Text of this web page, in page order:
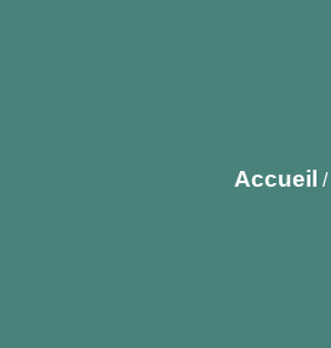
Accueil /